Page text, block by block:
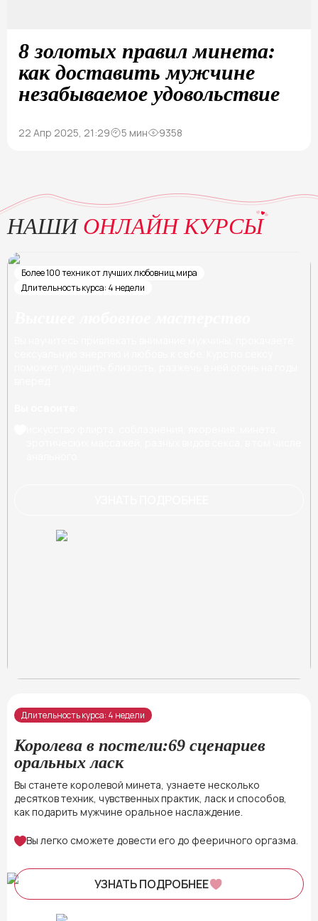
8 золотых правил минета:
как доставить мужчине
незабываемое удовольствие
22 Апр 2025, 21:29 5 мин 9358
НАШИОНЛАЙН КУРСЫ
Более 100 техник от лучших любовниц мира
Длительность курса: 4 недели
Длительность курса: 4 недели
Королева в постели:69 сценариев
оральных ласк
Вы станете королевой минета, узнаете несколько
десятков техник, чувственных практик, ласк и способов,
как подарить мужчине оральное наслаждение.
Вы легко сможете довести его до фееричного оргазма.
УЗНАТЬ ПОДРОБНЕЕ